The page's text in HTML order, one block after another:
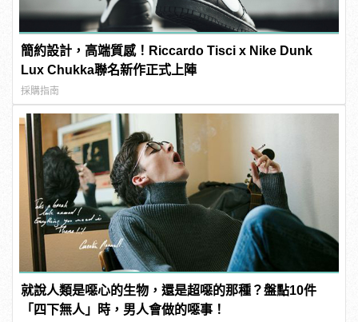
簡約設計，高端質感！Riccardo Tisci x Nike Dunk
Lux Chukka聯名新作正式上陣
採購指南
就說人類是噁心的生物，還是超噁的那種？盤點10件
「四下無人」時，男人會做的噁事！